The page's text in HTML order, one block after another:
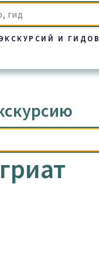
И ГИДОВ